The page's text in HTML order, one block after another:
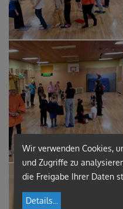
Wir verwenden Cookies,
und Zugriffe zu
die Freigabe Ihrer Daten
Details